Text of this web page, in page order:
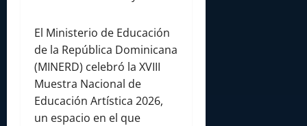
El Ministerio de Educación
de la República Dominicana
(MINERD) celebró la XVIII
Muestra Nacional de
Educación Artística 2026,
un espacio en el que